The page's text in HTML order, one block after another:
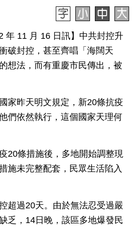
年 11 月 16 日訊】中共封控升
破封控，甚至齊唱「海闊天
想法，而有重慶市民傳出，被
家昨天明文規定，新20條抗疫
們依然執行，這個國家天理何
20條措施後，多地開始調整現
施未完整配套，民眾生活陷入
超過20天。由於無法忍受過嚴
乏，14日晚，該區多地爆發民